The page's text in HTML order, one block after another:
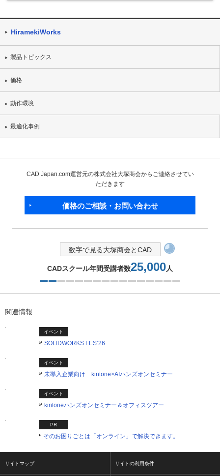
HiramekiWorks
製品トピックス
価格
動作環境
最適化事例
CAD Japan.com運営元の株式会社大塚商会からご連絡させてい
ただきます
価格のご相談・お問い合わせ
数字で見る大塚商会とCAD
CADスクール年間受講者数25,000人
関連情報
イベント
SOLIDWORKS FES’26
イベント
未導入企業向け kintone×AIハンズオンセミナー
イベント
kintoneハンズオンセミナー＆オフィスツアー
PR
そのお困りごとは「オンライン」で解決できます。
サイトマップ サイトの利用条件